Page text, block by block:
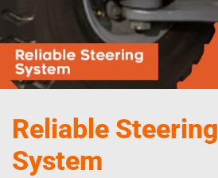
Reliable Steering
System